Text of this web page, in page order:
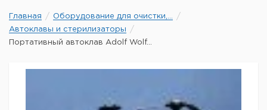
Главная
Оборудование для очистки,...
Автоклавы и стерилизаторы
Портативный автоклав Adolf Wolf...